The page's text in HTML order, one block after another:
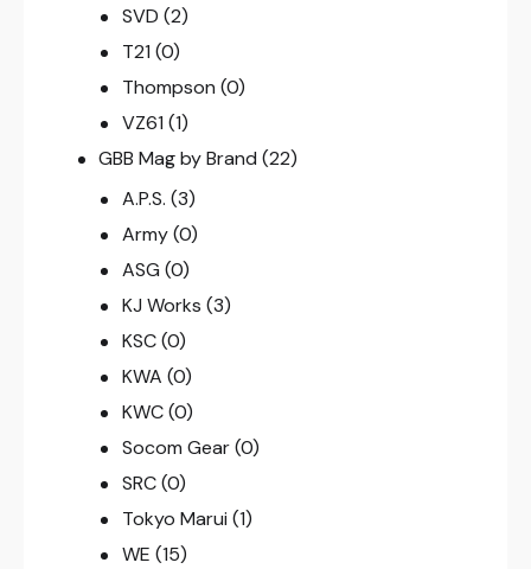
SVD (2)
T21 (0)
Thompson (0)
VZ61 (1)
GBB Mag by Brand (22)
A.P.S. (3)
Army (0)
ASG (0)
KJ Works (3)
KSC (0)
KWA (0)
KWC (0)
Socom Gear (0)
SRC (0)
Tokyo Marui (1)
WE (15)